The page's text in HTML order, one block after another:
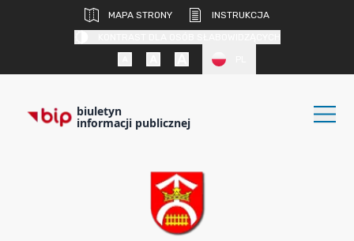
MAPA STRONY
INSTRUKCJA
biuletyn
informacji publicznej